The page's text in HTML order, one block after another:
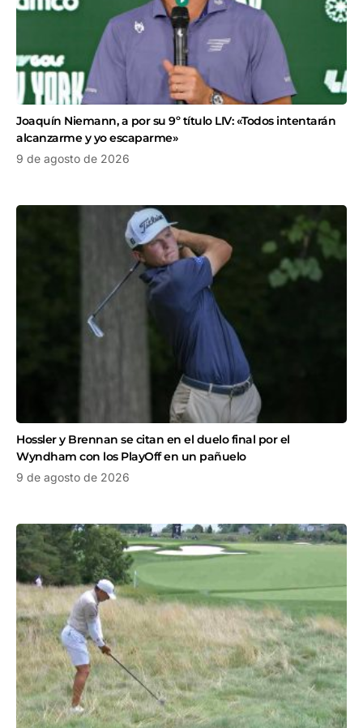
Joaquín Niemann, a por su 9º título LIV: «Todos intentarán
alcanzarme y yo escaparme»
9 de agosto de 2026
Hossler y Brennan se citan en el duelo final por el
Wyndham con los PlayOff en un pañuelo
9 de agosto de 2026